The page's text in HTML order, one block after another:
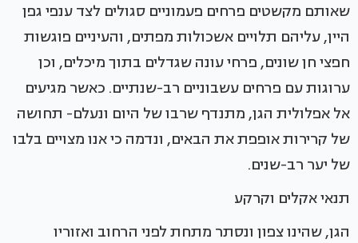
שאותם מקשטים פרחים פעמוניים סגולים לצד ענפי גפן
היין, עליהם תלויים אשכולות מפתים, והעיניים פוגשות
חפצי חן שונים, פרחי עונה שגדלים בתוך מיכלים, וכן
ערוגות עם פרחים עשבוניים רב-שנתיים. כאשר מגיעים
אל אפלולית הגן, מתנדף שרבו של היום ונעלם- תחושה
של קרירות אופפת את הבאים, ונדמה כי אנו מצויים בלבו
של יער רב-שנים.
תנאי אקלים וקרקע
הגן, שהינו צפון ונסתר מתחת לפני הרחוב ואזוריו